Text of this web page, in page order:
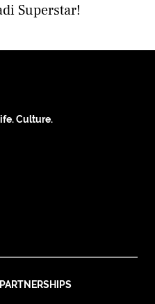
Superstar!
Culture.
PARTNERSHIPS